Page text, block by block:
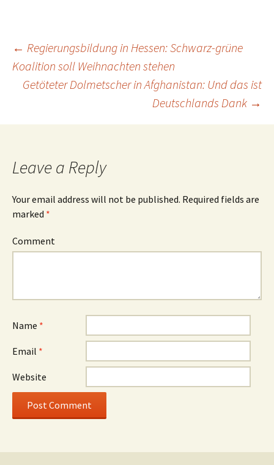
Post
navigation
← Regierungsbildung in Hessen: Schwarz-grüne
Koalition soll Weihnachten stehen
Getöteter Dolmetscher in Afghanistan: Und das ist
Deutschlands Dank →
Leave a Reply
Your email address will not be published. Required fields are
marked *
Comment
Name *
Email *
Website